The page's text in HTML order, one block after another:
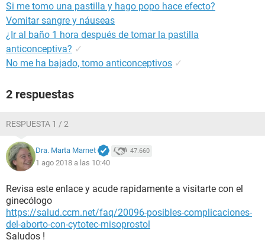
Si me tomo una pastilla y hago popo hace efecto?
Vomitar sangre y náuseas
¿Ir al baño 1 hora después de tomar la pastilla
anticonceptiva? ✓
No me ha bajado, tomo anticonceptivos ✓
2 respuestas
RESPUESTA 1 / 2
Dra. Marta Marnet 47.660
1 ago 2018 a las 10:40
Revisa este enlace y acude rapidamente a visitarte con el
ginecólogo
https://salud.ccm.net/faq/20096-posibles-complicaciones-
del-aborto-con-cytotec-misoprostol
Saludos !